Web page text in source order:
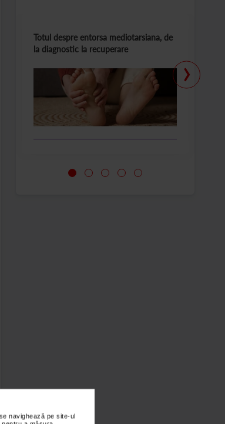
navighează pe site-ul
Totul despre entorsa mediotarsiana, de
la diagnostic la recuperare
›